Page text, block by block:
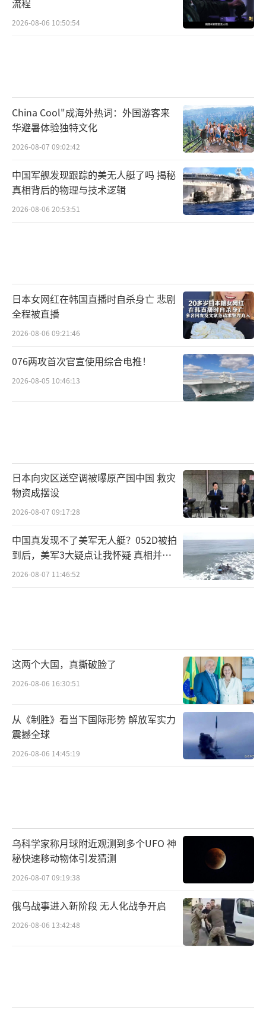
流程
2026-08-06 10:50:54
China Cool"成海外热词：外国游客来
华避暑体验独特文化
2026-08-07 09:02:42
中国军舰发现跟踪的美无人艇了吗 揭秘
真相背后的物理与技术逻辑
2026-08-06 20:53:51
日本女网红在韩国直播时自杀身亡 悲剧
全程被直播
2026-08-06 09:21:46
076两攻首次官宣使用综合电推！
2026-08-05 10:46:13
日本向灾区送空调被曝原产国中国 救灾
物资成摆设
2026-08-07 09:17:28
中国真发现不了美军无人艇？052D被拍
到后，美军3大疑点让我怀疑 真相并非
如此
2026-08-07 11:46:52
这两个大国，真撕破脸了
2026-08-06 16:30:51
从《制胜》看当下国际形势 解放军实力
震撼全球
2026-08-06 14:45:19
乌科学家称月球附近观测到多个UFO 神
秘快速移动物体引发猜测
2026-08-07 09:19:38
俄乌战事进入新阶段 无人化战争开启
2026-08-06 13:42:48